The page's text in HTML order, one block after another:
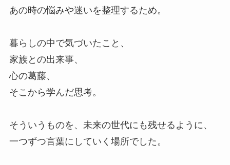
あの時の悩みや迷いを整理するため。
暮らしの中で気づいたこと、
家族との出来事、
心の葛藤、
そこから学んだ思考。
そういうものを、未来の世代にも残せるように、
一つずつ言葉にしていく場所でした。